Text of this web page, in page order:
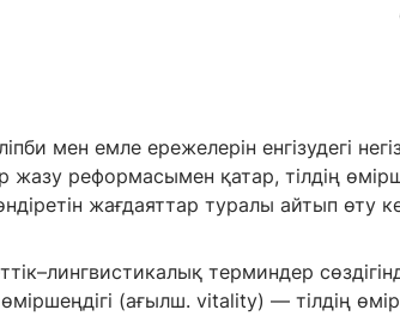
мен емле ережелерін енгізудегі
жазу реформасымен қатар, тілдің
жағдаяттар туралы айтып өту
терминдер
өміршеңдігі (ағылш. vitality) — тілдің